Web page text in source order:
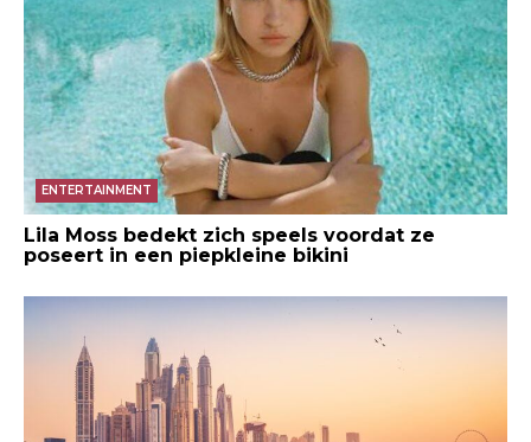
ENTERTAINMENT
Lila Moss bedekt zich speels voordat ze
poseert in een piepkleine bikini